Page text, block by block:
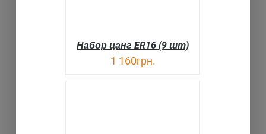
Набор цанг ER16 (9 шт)
1 160грн.